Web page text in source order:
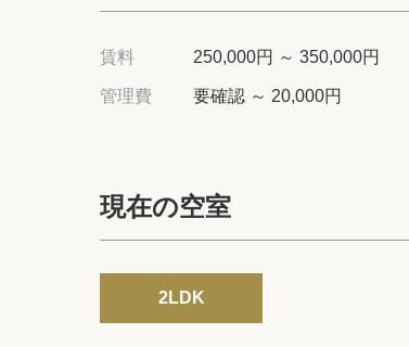
賃料 250,000円 ～ 350,000円
管理費 要確認 ～ 20,000円
現在の空室
2LDK